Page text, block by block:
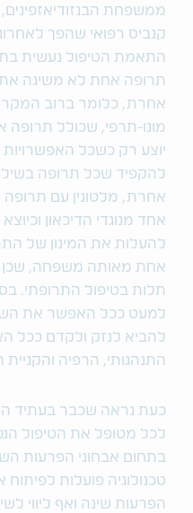
ממשפחת הבנזודיאזפינים,
קנביס רפואי שהפך
התאמת הטיפול נעשית
תרופה אחת לא משיגה
אחרת, כלומר ברוב
מונו-תרפי, שכולל
יוצע רק כשכל
להקפיד שכל תרופה
אחד מנוגדי הדיכאון
להעלות את המינון של
אחת מאותה משפחה, שכן
תלות בטיפול התרופתי.
למעט ככל האפשר את
להביא לנזק ולקדם ככל
התנהגותי, הרפיה והקניית
כעת נראה שכבר בעתיד
לכל מטופל את הטיפול
בתחום אבחוני הפרעות
טכנולוגיה פועלות לפיתוח
הפרעות שינה ואף ליווי